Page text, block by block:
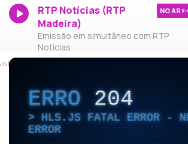
RTP Notícias (RTP
Madeira)
Emissão em simultâneo com RTP
Notícias
NO AR
ERRO204
HLS.JS FATAL ERROR -
ERROR